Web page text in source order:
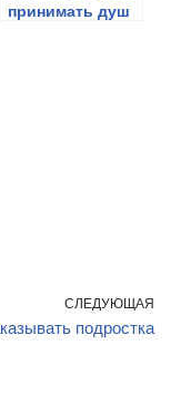
принимать душ
СЛЕДУЮЩАЯ
подростка